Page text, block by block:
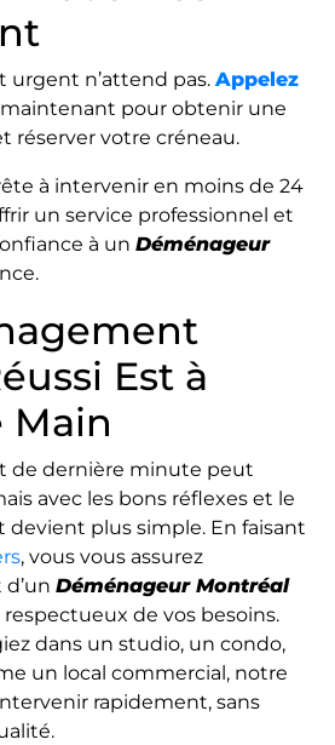
n’attend pas. Appelez
pour obtenir une
réserver votre créneau.
à intervenir en moins de 24
un service professionnel et
à un Déménageur
Est à
Main
de dernière minute peut
avec les bons réflexes et le
devient plus simple. En faisant
, vous vous assurez
Déménageur Montréal
de vos besoins.
dans un studio, un condo,
un local commercial, notre
rapidement, sans